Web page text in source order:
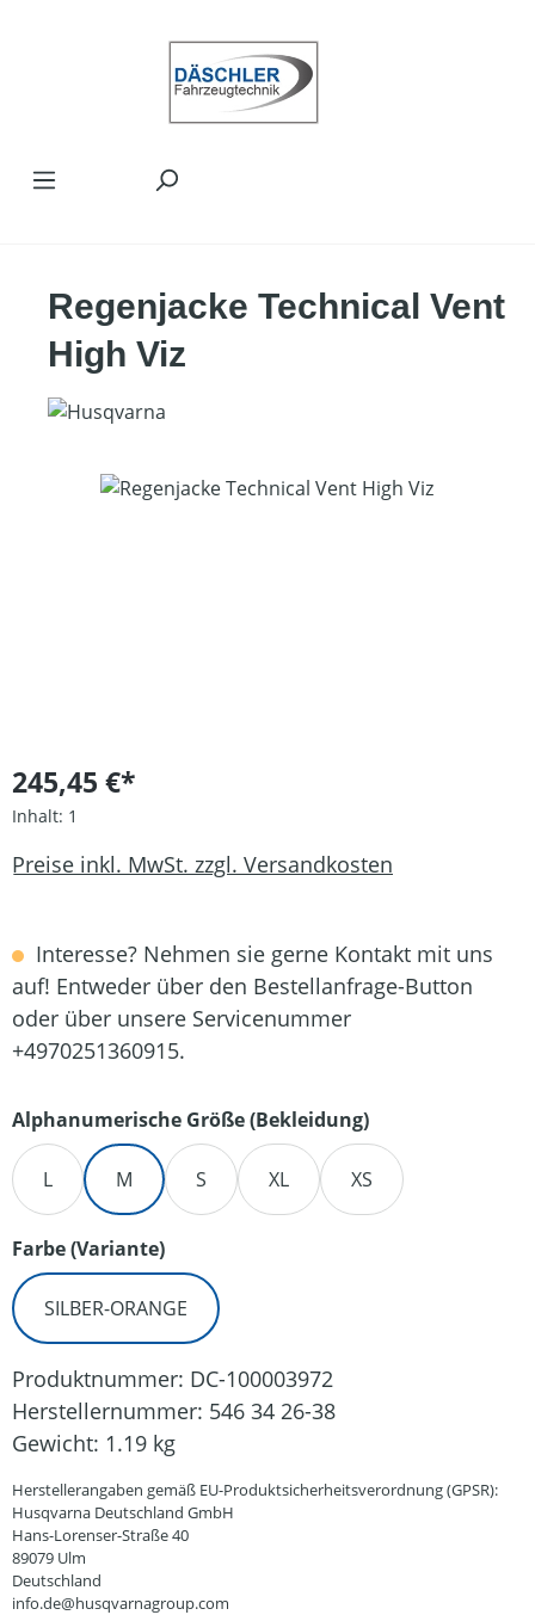
Regenjacke Technical Vent
High Viz
Bildergalerie überspringen
245,45 €*
Inhalt: 1
Preise inkl. MwSt. zzgl. Versandkosten
Interesse? Nehmen sie gerne Kontakt mit uns
auf! Entweder über den Bestellanfrage-Button
oder über unsere Servicenummer
+4970251360915.
Alphanumerische Größe (Bekleidung)auswählen
L M S XL XS
Farbe (Variante)auswählen
SILBER-ORANGE
Produktnummer: DC-100003972
Herstellernummer: 546 34 26-38
Gewicht: 1.19 kg
Herstellerangaben gemäß EU-Produktsicherheitsverordnung (GPSR):
Husqvarna Deutschland GmbH
Hans-Lorenser-Straße 40
89079 Ulm
Deutschland
info.de@husqvarnagroup.com